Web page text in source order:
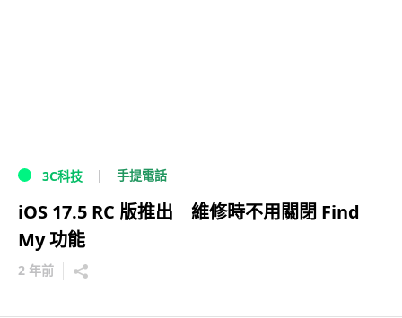
3C科技 手提電話
iOS 17.5 RC 版推出 維修時不用關閉 Find
My 功能
2 年前